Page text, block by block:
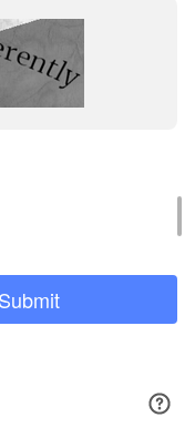
программы и системы